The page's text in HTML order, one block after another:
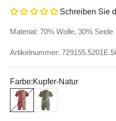
Schreiben Sie
Material: 70% Wolle, 30% Seide
Artikelnummer:
Farbe:Kupfer-Natur
Kupfer-NaturOlive-Natur